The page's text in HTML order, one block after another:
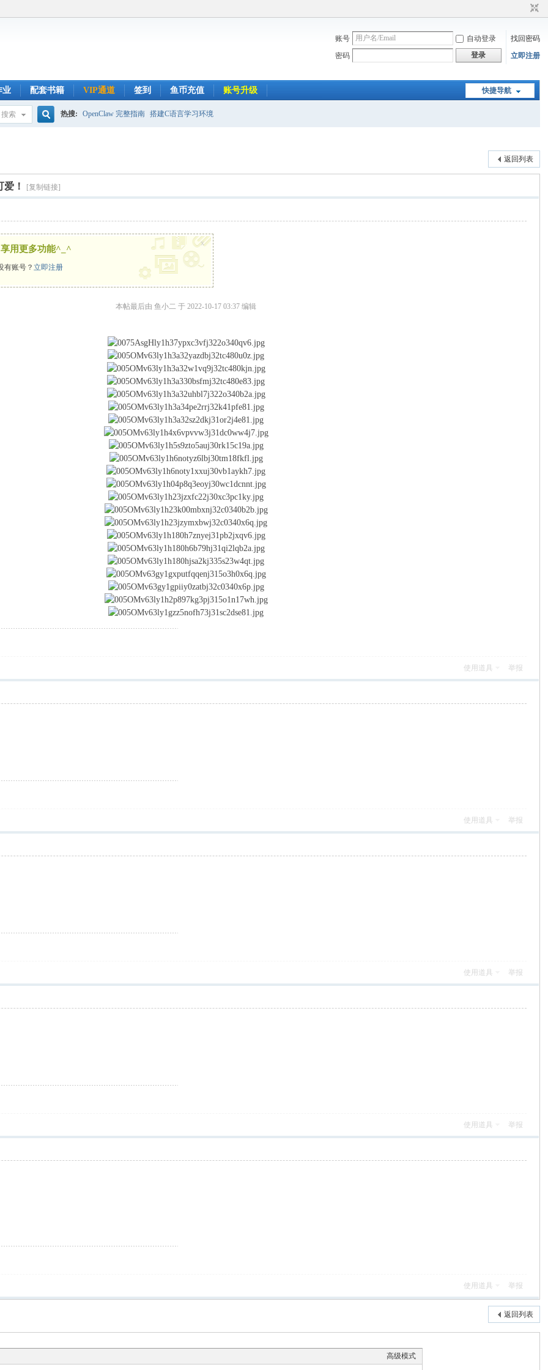
账号 自动登录
找回密码
密码
登录 立即注册
快捷导航
业 配套书籍 VIP通道 签到 鱼币充值 账号升级
搜索
索
热搜: OpenClaw 完整指南 搭建C语言学习环境
返回列表
！ [复制链接]
用更多功能^_^
有账号？立即注册
x
本帖最后由 鱼小二 于 2022-10-17 03:37 编辑
使用道具 举报
使用道具 举报
使用道具 举报
使用道具 举报
使用道具 举报
返回列表
高级模式